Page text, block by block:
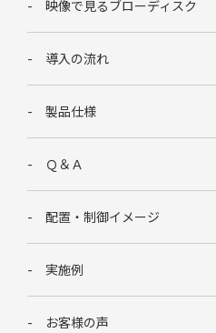
映像で見るブローディスク
導入の流れ
製品仕様
Ｑ＆Ａ
配置・制御イメージ
実施例
お客様の声